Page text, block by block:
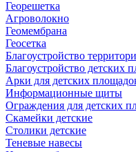
Георешетка
Агроволокно
Геомембрана
Геосетка
Благоустройство
Благоустройство детских
Арки для детских
Информационные щиты
Ограждения для детских
Скамейки детские
Столики детские
Теневые навесы